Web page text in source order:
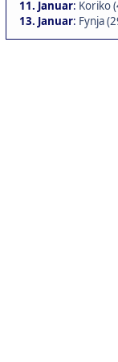
11. Januar: Koriko
13. Januar: Fynja